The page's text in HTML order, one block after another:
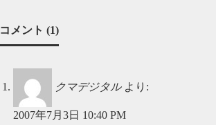
コメント (1)
クマデジタル より:
2007年7月3日 10:40 PM